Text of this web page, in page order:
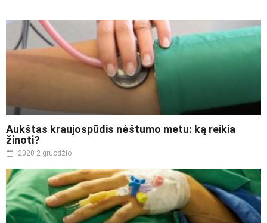
Aukštas kraujospūdis nėštumo metu: ką reikia
žinoti?
2020 2 gruodžio